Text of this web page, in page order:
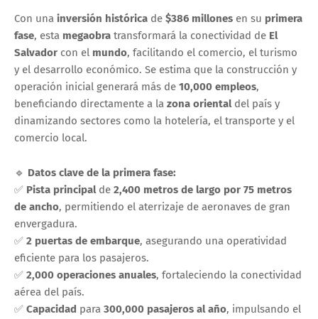
Con una inversión histórica de $386 millones en su primera
fase, esta megaobra transformará la conectividad de El
Salvador con el mundo, facilitando el comercio, el turismo
y el desarrollo económico. Se estima que la construcción y
operación inicial generará más de 10,000 empleos,
beneficiando directamente a la zona orientaldel país y
dinamizando sectores como la hotelería, el transporte y el
comercio local.
🔹 Datos clave de la primera fase:
✅ Pista principalde 2,400 metros de largo por 75 metros
de ancho, permitiendo el aterrizaje de aeronaves de gran
envergadura.
✅ 2 puertas de embarque, asegurando una operatividad
eficiente para los pasajeros.
✅ 2,000 operaciones anuales, fortaleciendo la conectividad
aérea del país.
✅ Capacidad para 300,000 pasajeros al año, impulsando el